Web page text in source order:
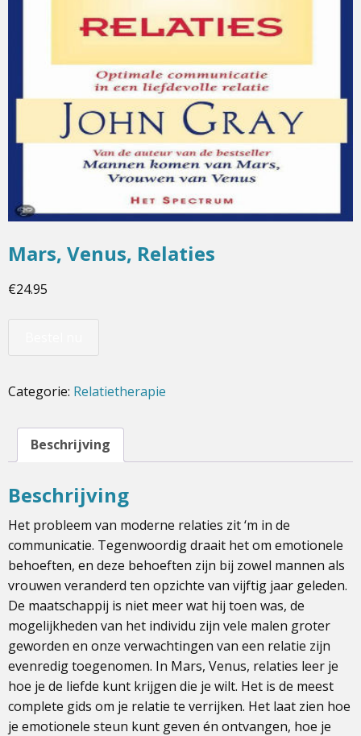
Mars, Venus, Relaties
€24.95
Categorie: Relatietherapie
Beschrijving
Beschrijving
Het probleem van moderne relaties zit ‘m in de
communicatie. Tegenwoordig draait het om emotionele
behoeften, en deze behoeften zijn bij zowel mannen als
vrouwen veranderd ten opzichte van vijftig jaar geleden.
De maatschappij is niet meer wat hij toen was, de
mogelijkheden van het individu zijn vele malen groter
geworden en onze verwachtingen van een relatie zijn
evenredig toegenomen. In Mars, Venus, relaties leer je
hoe je de liefde kunt krijgen die je wilt. Het is de meest
complete gids om je relatie te verrijken. Het laat zien hoe
je emotionele steun kunt geven én ontvangen, hoe je